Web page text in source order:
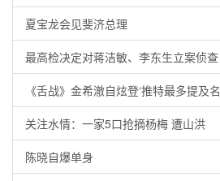
夏宝龙会见斐济总理
最高检决定对蒋洁敏、李东生立案侦查
《舌战》金希澈自炫登‘推特最多提及名
关注水情：一家5口抢摘杨梅 遭山洪
陈晓自爆单身